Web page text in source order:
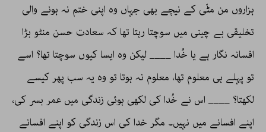
ہزاروں من مٹّی کے نیچے بھی جہاں وہ اپنی ختم نہ ہونے والی
تخلیقی بے چینی میں سوچتا رہتا تھا کہ سعادت حسن منٹو بڑا
افسانہ نگار ہے یا خُدا ____ لیکن وہ ایسا کیوں سوچتا تھا؟ اسے
تو پہلے ہی معلوم تھا، معلوم نہ ہوتا تو وہ یہ سب پھر کیسے
لکھتا؟ ____ اس نے خُدا کی لکھی ہوئی زندگی میں عمر بسر کی،
اپنے افسانے میں نہیں۔ مگر خدا کی اس زندگی کو اپنے افسانے